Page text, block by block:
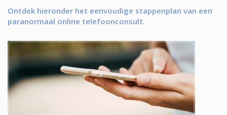
Ontdek hieronder het eenvoudige stappenplan van een
paranormaal online telefoonconsult.